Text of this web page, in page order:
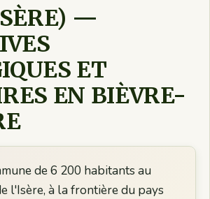
—
ET
EN BIÈVRE-
de 6 200 habitants au
l'Isère, à la frontière du pays